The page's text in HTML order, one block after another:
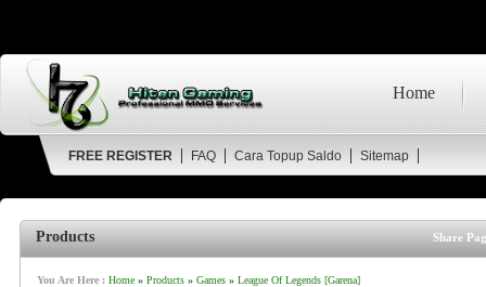
Home
FREE REGISTER FAQ Cara Topup Saldo Sitemap
Products Share
You Are Here : Home» Products» Games» League Of Legends [Garena]